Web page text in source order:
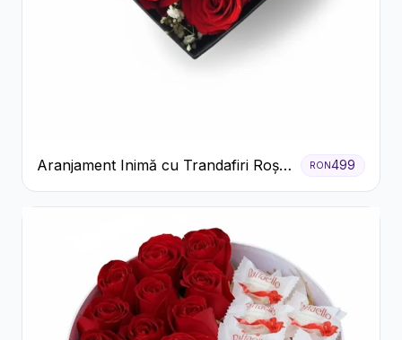
Aranjament Inimă cu Trandafiri Roșii
și Floarea Miresei
RON499